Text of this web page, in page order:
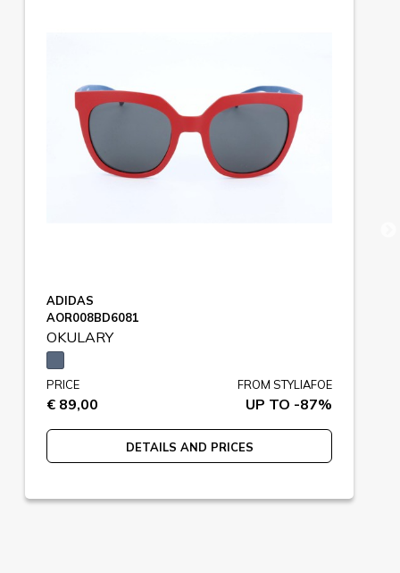
ADIDAS
AOR008BD6081
OKULARY
PRICE
€ 89,00
FROM STYLIAFOE
UP TO -87%
DETAILS AND PRICES